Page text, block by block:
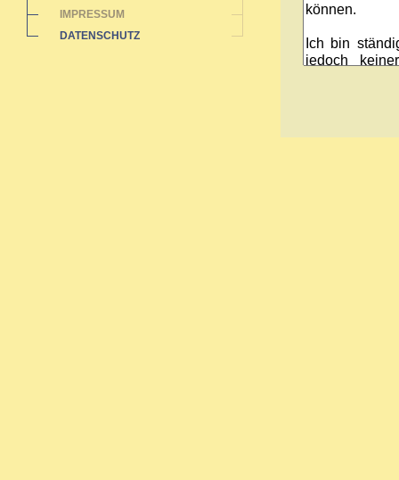
IMPRESSUM
DATENSCHUTZ